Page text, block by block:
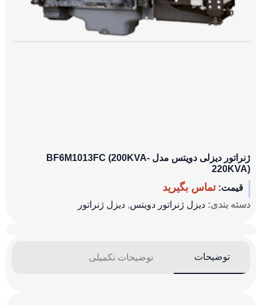
ژنراتور دیزلی دویتس مدل BF6M1013FC (200KVA-
220KVA)
قیمت: تماس بگیرید
دسته بندی: دیزل ژنراتور دویتس, دیزل ژنراتور
توضیحات توضیحات تکمیلی